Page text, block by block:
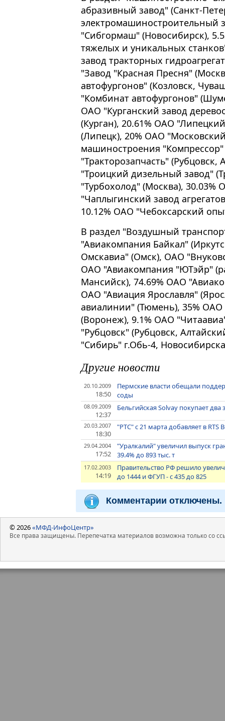
абразивный завод" (Санкт-
электромашиностроительный
"Сибгормаш" (Новосибирск),
тяжелых и уникальных
завод тракторных
"Завод "Красная Пресня"
автофургонов" (Козловск,
"Комбинат автофургонов"
ОАО "Курганский завод
(Курган), 20.61% ОАО
(Липецк), 20% ОАО
машиностроения
"Тракторозапчасть"
"Троицкий дизельный завод"
"Турбохолод" (Москва),
"Чаплыгинский завод
10.12% ОАО "Чебоксарский
В раздел "Воздушный
"Авиакомпания Байкал"
Омскавиа" (Омск), ОАО
ОАО "Авиакомпания "ЮТэйр"
Мансийск), 74.69% ОАО
ОАО "Авиация Ярославля"
авиалинии" (Тюмень), 35%
(Воронеж), 9.1% ОАО
"Рубцовск" (Рубцовск,
"Сибирь" г.Обь-4,
Другие новости
20.10.2009
18:50
Пермские власти обещали
соды
08.09.2009
12:37
Бельгийская Solvay покупает
20.03.2007
18:30
"РТС" с 21 марта добавляет в RTS
29.04.2004
17:52
"Уралкалий" увеличил выпуск
39.4% до 893 тыс. т
17.02.2003
14:19
Правительство РФ решило
до 1444 и ФГУП - с 435 до 825
Комментарии отключены.
© 2026«МФД-ИнфоЦентр»
Все права защищены. Перепечатка материалов возможна только со